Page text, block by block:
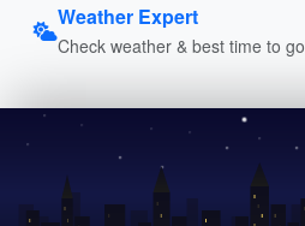
Weather Expert
Check weather & best time to go